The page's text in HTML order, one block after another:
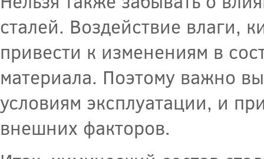
сталей. Воздействие влаги,
привести к изменениям в
материала. Поэтому важно
условиям эксплуатации, и
внешних факторов.